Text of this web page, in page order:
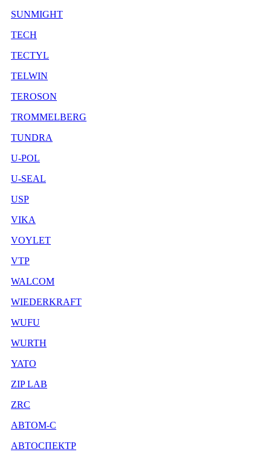
SUNMIGHT
TECH
TECTYL
TELWIN
TEROSON
TROMMELBERG
TUNDRA
U-POL
U-SEAL
USP
VIKA
VOYLET
VTP
WALCOM
WIEDERKRAFT
WUFU
WURTH
YATO
ZIP LAB
ZRC
АВТОМ-С
АВТОСПЕКТР